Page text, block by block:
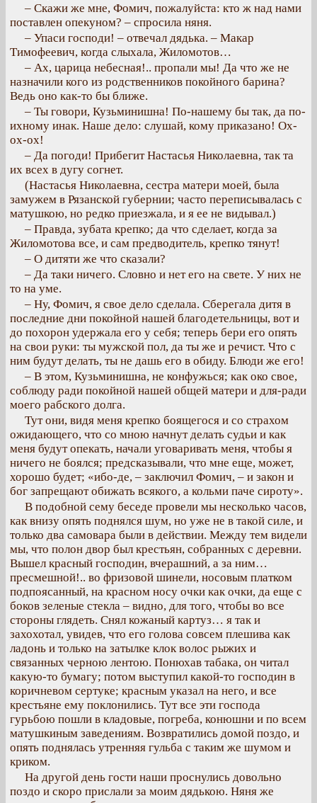
– Скажи же мне, Фомич, пожалуйста: кто ж над нами
поставлен опекуном? – спросила няня.
– Упаси господи! – отвечал дядька. – Макар
Тимофеевич, когда слыхала, Жиломотов…
– Ах, царица небесная!.. пропали мы! Да что же не
назначили кого из родственников покойного барина?
Ведь оно как-то бы ближе.
– Ты говори, Кузьминишна! По-нашему бы так, да по-
ихному инак. Наше дело: слушай, кому приказано! Ох-
ох-ох!
– Да погоди! Прибегит Настасья Николаевна, так та
их всех в дугу согнет.
(Настасья Николаевна, сестра матери моей, была
замужем в Рязанской губернии; часто переписывалась с
матушкою, но редко приезжала, и я ее не видывал.)
– Правда, зубата крепко; да что сделает, когда за
Жиломотова все, и сам предводитель, крепко тянут!
– О дитяти же что сказали?
– Да таки ничего. Словно и нет его на свете. У них не
то на уме.
– Ну, Фомич, я свое дело сделала. Сберегала дитя в
последние дни покойной нашей благодетельницы, вот и
до похорон удержала его у себя; теперь бери его опять
на свои руки: ты мужской пол, да ты же и речист. Что с
ним будут делать, ты не дашь его в обиду. Блюди же его!
– В этом, Кузьминишна, не конфужься; как око свое,
соблюду ради покойной нашей общей матери и для-ради
моего рабского долга.
Тут они, видя меня крепко боящегося и со страхом
ожидающего, что со мною начнут делать судьи и как
меня будут опекать, начали уговаривать меня, чтобы я
ничего не боялся; предсказывали, что мне еще, может,
хорошо будет; «ибо-де, – заключил Фомич, – и закон и
бог запрещают обижать всякого, а кольми паче сироту».
В подобной сему беседе провели мы несколько часов,
как внизу опять поднялся шум, но уже не в такой силе, и
только два самовара были в действии. Между тем видели
мы, что полон двор был крестьян, собранных с деревни.
Вышел красный господин, вчерашний, а за ним…
пресмешной!.. во фризовой шинели, носовым платком
подпоясанный, на красном носу очки как очки, да еще с
боков зеленые стекла – видно, для того, чтобы во все
стороны глядеть. Снял кожаный картуз… я так и
захохотал, увидев, что его голова совсем плешива как
ладонь и только на затылке клок волос рыжих и
связанных черною лентою. Понюхав табака, он читал
какую-то бумагу; потом выступил какой-то господин в
коричневом сертуке; красным указал на него, и все
крестьяне ему поклонились. Тут все эти господа
гурьбою пошли в кладовые, погреба, конюшни и по всем
матушкиным заведениям. Возвратились домой поздо, и
опять поднялась утренняя гульба с таким же шумом и
криком.
На другой день гости наши проснулись довольно
поздо и скоро прислали за моим дядькою. Няня же